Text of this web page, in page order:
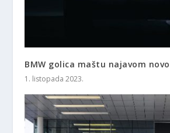
BMW golica maštu najavom
1. listopada 2023.